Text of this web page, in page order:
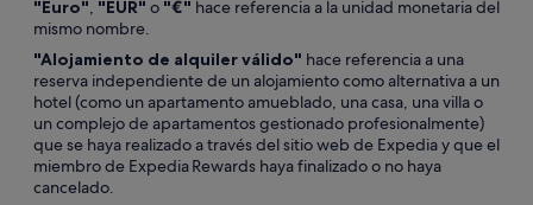
"Euro", "EUR" o "€" hace referencia a la unidad monetaria del
mismo nombre.
"Alojamiento de alquiler válido" hace referencia a una
reserva independiente de un alojamiento como alternativa a un
hotel (como un apartamento amueblado, una casa, una villa o
un complejo de apartamentos gestionado profesionalmente)
que se haya realizado a través del sitio web de Expedia y que el
miembro de Expedia Rewards haya finalizado o no haya
cancelado.